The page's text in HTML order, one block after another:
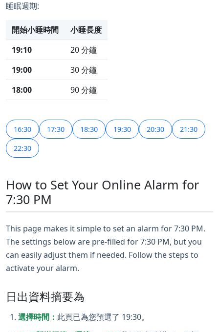
睡眠週期:
開始小睡時間
小睡長度
19:10
20 分鐘
19:00
30 分鐘
18:00
90 分鐘
16:30 17:30 18:30 19:30 20:30 21:30
22:30
How to Set Your Online Alarm for
7:30 PM
This page makes it simple to set an alarm for 7:30 PM.
The settings below are pre-filled for 7:30 PM, but you
can easily adjust them if needed. Follow the steps to
activate your alarm.
日出資料摘要為
選擇時間： 此頁已為您預選了 19:30。